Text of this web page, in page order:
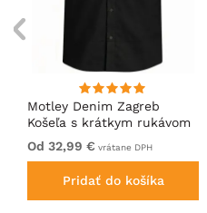
Motley Denim Zagreb
Košeľa s krátkym rukávom
Čierna
Od 32,99 € vrátane DPH
Pridať do košíka